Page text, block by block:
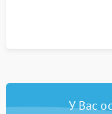
для контроля
системы
У Вас